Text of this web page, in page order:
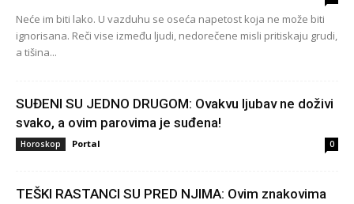
Neće im biti lako. U vazduhu se oseća napetost koja ne može biti
ignorisana. Reči vise između ljudi, nedorečene misli pritiskaju grudi,
a tišina...
SUĐENI SU JEDNO DRUGOM: Ovakvu ljubav ne doživi
svako, a ovim parovima je suđena!
Horoskop Portal 0
TEŠKI RASTANCI SU PRED NJIMA: Ovim znakovima